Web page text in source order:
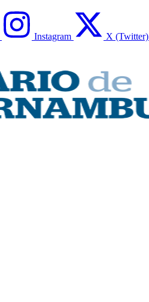
Instagram X (Twitter)